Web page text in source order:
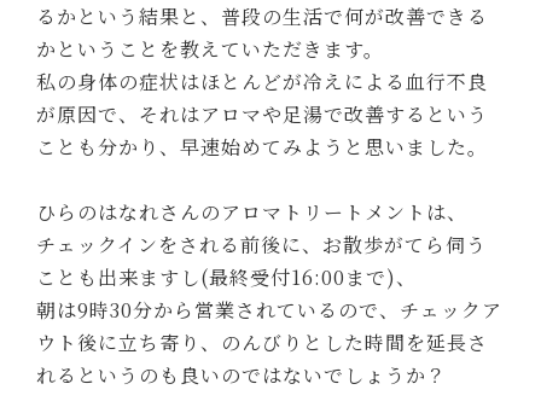
るかという結果と、普段の生活で何が改善できる
かということを教えていただきます。
私の身体の症状はほとんどが冷えによる血行不良
が原因で、それはアロマや足湯で改善するという
ことも分かり、早速始めてみようと思いました。
ひらのはなれさんのアロマトリートメントは、
チェックインをされる前後に、お散歩がてら伺う
ことも出来ますし(最終受付16:00まで)、
朝は9時30分から営業されているので、チェックア
ウト後に立ち寄り、のんびりとした時間を延長さ
れるというのも良いのではないでしょうか？